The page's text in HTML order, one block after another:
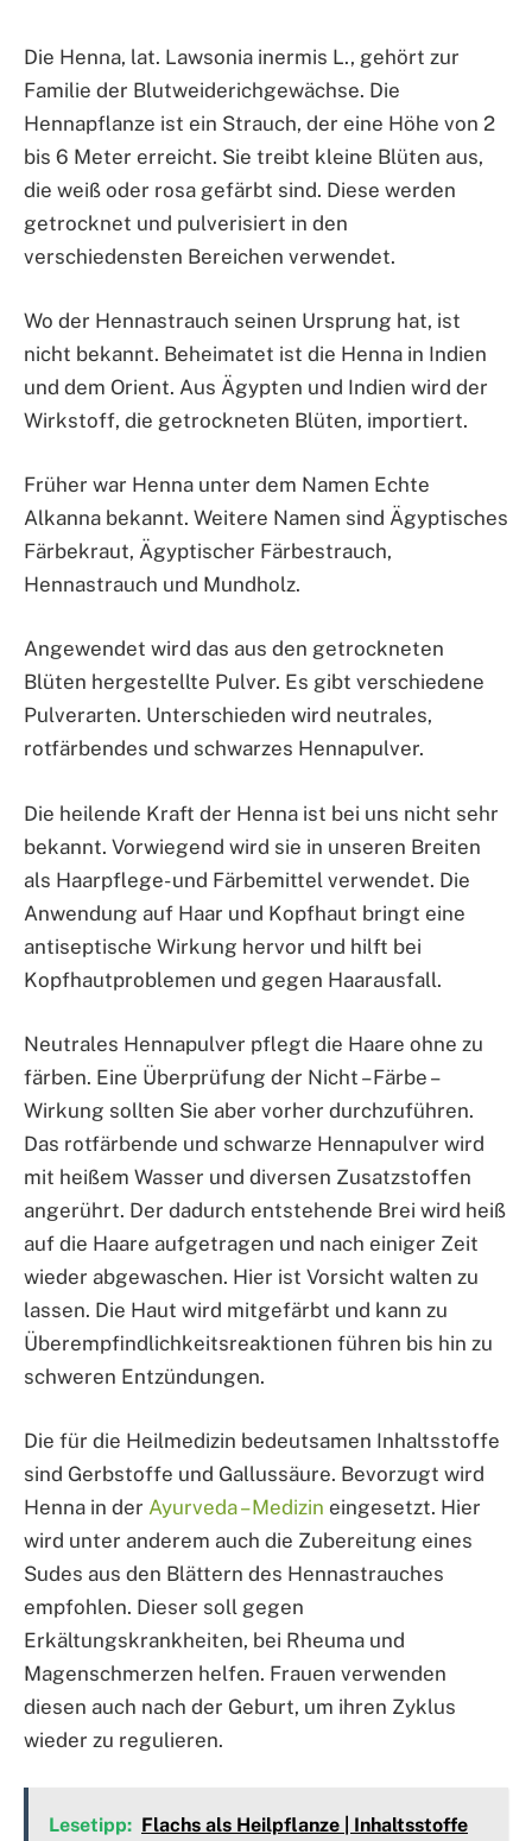
Die Henna, lat. Lawsonia inermis L., gehört zur
Familie der Blutweiderichgewächse. Die
Hennapflanze ist ein Strauch, der eine Höhe von 2
bis 6 Meter erreicht. Sie treibt kleine Blüten aus,
die weiß oder rosa gefärbt sind. Diese werden
getrocknet und pulverisiert in den
verschiedensten Bereichen verwendet.
Wo der Hennastrauch seinen Ursprung hat, ist
nicht bekannt. Beheimatet ist die Henna in Indien
und dem Orient. Aus Ägypten und Indien wird der
Wirkstoff, die getrockneten Blüten, importiert.
Früher war Henna unter dem Namen Echte
Alkanna bekannt. Weitere Namen sind Ägyptisches
Färbekraut, Ägyptischer Färbestrauch,
Hennastrauch und Mundholz.
Angewendet wird das aus den getrockneten
Blüten hergestellte Pulver. Es gibt verschiedene
Pulverarten. Unterschieden wird neutrales,
rotfärbendes und schwarzes Hennapulver.
Die heilende Kraft der Henna ist bei uns nicht sehr
bekannt. Vorwiegend wird sie in unseren Breiten
als Haarpflege- und Färbemittel verwendet. Die
Anwendung auf Haar und Kopfhaut bringt eine
antiseptische Wirkung hervor und hilft bei
Kopfhautproblemen und gegen Haarausfall.
Neutrales Hennapulver pflegt die Haare ohne zu
färben. Eine Überprüfung der Nicht – Färbe –
Wirkung sollten Sie aber vorher durchzuführen.
Das rotfärbende und schwarze Hennapulver wird
mit heißem Wasser und diversen Zusatzstoffen
angerührt. Der dadurch entstehende Brei wird heiß
auf die Haare aufgetragen und nach einiger Zeit
wieder abgewaschen. Hier ist Vorsicht walten zu
lassen. Die Haut wird mitgefärbt und kann zu
Überempfindlichkeitsreaktionen führen bis hin zu
schweren Entzündungen.
Die für die Heilmedizin bedeutsamen Inhaltsstoffe
sind Gerbstoffe und Gallussäure. Bevorzugt wird
Henna in der Ayurveda – Medizin eingesetzt. Hier
wird unter anderem auch die Zubereitung eines
Sudes aus den Blättern des Hennastrauches
empfohlen. Dieser soll gegen
Erkältungskrankheiten, bei Rheuma und
Magenschmerzen helfen. Frauen verwenden
diesen auch nach der Geburt, um ihren Zyklus
wieder zu regulieren.
Lesetipp: Flachs als Heilpflanze | Inhaltsstoffe